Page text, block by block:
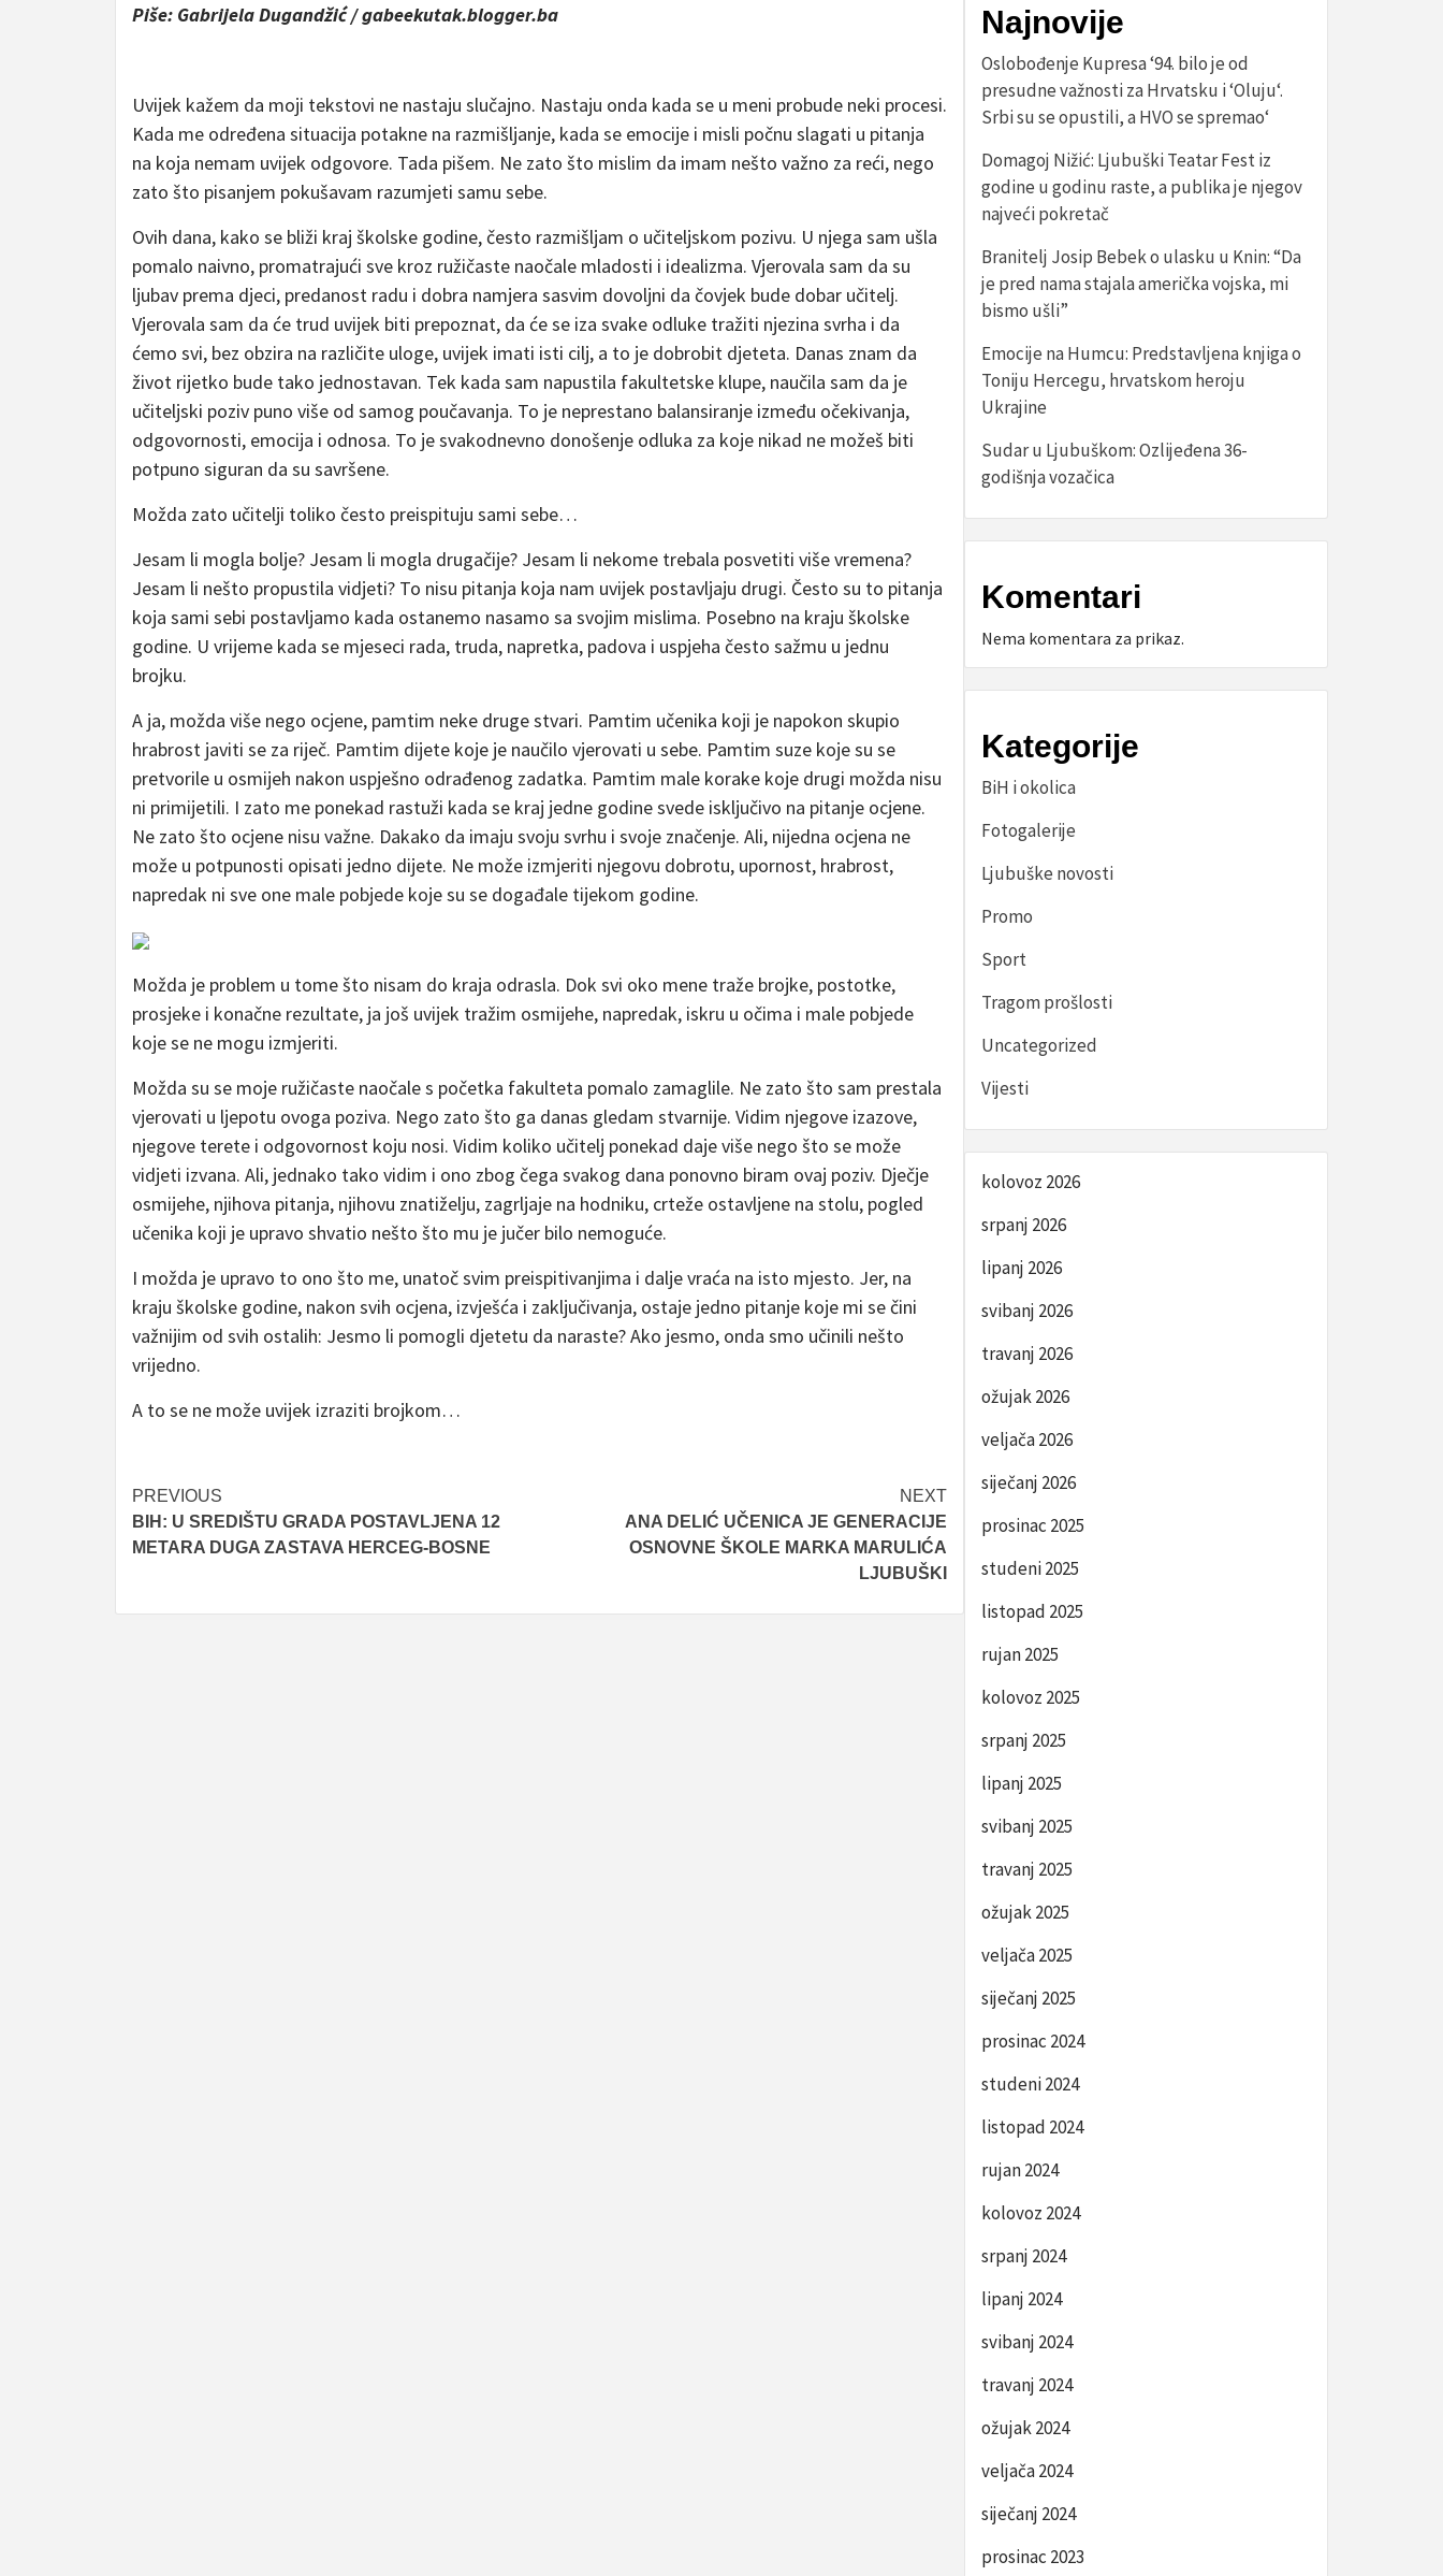
Piše: Gabrijela Dugandžić / gabeekutak.blogger.ba
Uvijek kažem da moji tekstovi ne nastaju slučajno. Nastaju onda kada se u meni probude neki procesi.
Kada me određena situacija potakne na razmišljanje, kada se emocije i misli počnu slagati u pitanja
na koja nemam uvijek odgovore. Tada pišem. Ne zato što mislim da imam nešto važno za reći, nego
zato što pisanjem pokušavam razumjeti samu sebe.
Ovih dana, kako se bliži kraj školske godine, često razmišljam o učiteljskom pozivu. U njega sam ušla
pomalo naivno, promatrajući sve kroz ružičaste naočale mladosti i idealizma. Vjerovala sam da su
ljubav prema djeci, predanost radu i dobra namjera sasvim dovoljni da čovjek bude dobar učitelj.
Vjerovala sam da će trud uvijek biti prepoznat, da će se iza svake odluke tražiti njezina svrha i da
ćemo svi, bez obzira na različite uloge, uvijek imati isti cilj, a to je dobrobit djeteta. Danas znam da
život rijetko bude tako jednostavan. Tek kada sam napustila fakultetske klupe, naučila sam da je
učiteljski poziv puno više od samog poučavanja. To je neprestano balansiranje između očekivanja,
odgovornosti, emocija i odnosa. To je svakodnevno donošenje odluka za koje nikad ne možeš biti
potpuno siguran da su savršene.
Možda zato učitelji toliko često preispituju sami sebe…
Jesam li mogla bolje? Jesam li mogla drugačije? Jesam li nekome trebala posvetiti više vremena?
Jesam li nešto propustila vidjeti? To nisu pitanja koja nam uvijek postavljaju drugi. Često su to pitanja
koja sami sebi postavljamo kada ostanemo nasamo sa svojim mislima. Posebno na kraju školske
godine. U vrijeme kada se mjeseci rada, truda, napretka, padova i uspjeha često sažmu u jednu
brojku.
A ja, možda više nego ocjene, pamtim neke druge stvari. Pamtim učenika koji je napokon skupio
hrabrost javiti se za riječ. Pamtim dijete koje je naučilo vjerovati u sebe. Pamtim suze koje su se
pretvorile u osmijeh nakon uspješno odrađenog zadatka. Pamtim male korake koje drugi možda nisu
ni primijetili. I zato me ponekad rastuži kada se kraj jedne godine svede isključivo na pitanje ocjene.
Ne zato što ocjene nisu važne. Dakako da imaju svoju svrhu i svoje značenje. Ali, nijedna ocjena ne
može u potpunosti opisati jedno dijete. Ne može izmjeriti njegovu dobrotu, upornost, hrabrost,
napredak ni sve one male pobjede koje su se događale tijekom godine.
Možda je problem u tome što nisam do kraja odrasla. Dok svi oko mene traže brojke, postotke,
prosjeke i konačne rezultate, ja još uvijek tražim osmijehe, napredak, iskru u očima i male pobjede
koje se ne mogu izmjeriti.
Možda su se moje ružičaste naočale s početka fakulteta pomalo zamaglile. Ne zato što sam prestala
vjerovati u ljepotu ovoga poziva. Nego zato što ga danas gledam stvarnije. Vidim njegove izazove,
njegove terete i odgovornost koju nosi. Vidim koliko učitelj ponekad daje više nego što se može
vidjeti izvana. Ali, jednako tako vidim i ono zbog čega svakog dana ponovno biram ovaj poziv. Dječje
osmijehe, njihova pitanja, njihovu znatiželju, zagrljaje na hodniku, crteže ostavljene na stolu, pogled
učenika koji je upravo shvatio nešto što mu je jučer bilo nemoguće.
I možda je upravo to ono što me, unatoč svim preispitivanjima i dalje vraća na isto mjesto. Jer, na
kraju školske godine, nakon svih ocjena, izvješća i zaključivanja, ostaje jedno pitanje koje mi se čini
važnijim od svih ostalih: Jesmo li pomogli djetetu da naraste? Ako jesmo, onda smo učinili nešto
vrijedno.
A to se ne može uvijek izraziti brojkom…
Post
navigation
PREVIOUS
BIH: U SREDIŠTU GRADA POSTAVLJENA 12
METARA DUGA ZASTAVA HERCEG-BOSNE
NEXT
ANA DELIĆ UČENICA JE GENERACIJE
OSNOVNE ŠKOLE MARKA MARULIĆA
LJUBUŠKI
Najnovije
Oslobođenje Kupresa ‘94. bilo je od
presudne važnosti za Hrvatsku i ‘Oluju‘.
Srbi su se opustili, a HVO se spremao‘
Domagoj Nižić: Ljubuški Teatar Fest iz
godine u godinu raste, a publika je njegov
najveći pokretač
Branitelj Josip Bebek o ulasku u Knin: “Da
je pred nama stajala američka vojska, mi
bismo ušli”
Emocije na Humcu: Predstavljena knjiga o
Toniju Hercegu, hrvatskom heroju
Ukrajine
Sudar u Ljubuškom: Ozlijeđena 36-
godišnja vozačica
Komentari
Nema komentara za prikaz.
Kategorije
BiH i okolica
Fotogalerije
Ljubuške novosti
Promo
Sport
Tragom prošlosti
Uncategorized
Vijesti
kolovoz 2026
srpanj 2026
lipanj 2026
svibanj 2026
travanj 2026
ožujak 2026
veljača 2026
siječanj 2026
prosinac 2025
studeni 2025
listopad 2025
rujan 2025
kolovoz 2025
srpanj 2025
lipanj 2025
svibanj 2025
travanj 2025
ožujak 2025
veljača 2025
siječanj 2025
prosinac 2024
studeni 2024
listopad 2024
rujan 2024
kolovoz 2024
srpanj 2024
lipanj 2024
svibanj 2024
travanj 2024
ožujak 2024
veljača 2024
siječanj 2024
prosinac 2023